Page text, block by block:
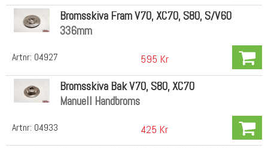
Artnr: 04927
Bromsskiva Fram V70, XC70, S80, S/V60
336mm
595 Kr
Artnr: 04933
Bromsskiva Bak V70, S80, XC70
Manuell Handbroms
425 Kr